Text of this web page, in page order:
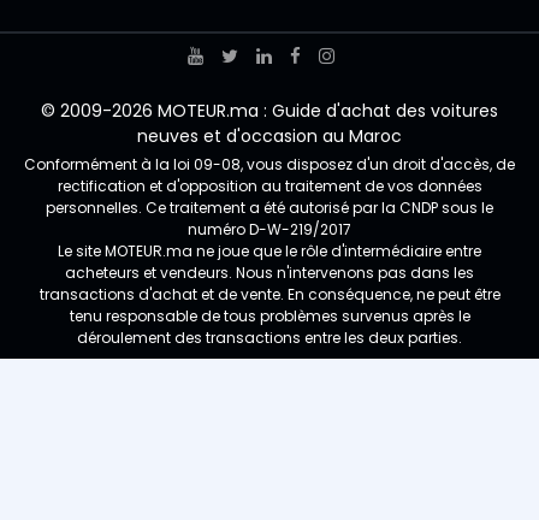
© 2009-2026 MOTEUR.ma : Guide d'achat des voitures
neuves et d'occasion au Maroc
Conformément à la loi 09-08, vous disposez d'un droit d'accès, de
rectification et d'opposition au traitement de vos données
personnelles. Ce traitement a été autorisé par la CNDP sous le
numéro D-W-219/2017
Le site MOTEUR.ma ne joue que le rôle d'intermédiaire entre
acheteurs et vendeurs. Nous n'intervenons pas dans les
transactions d'achat et de vente. En conséquence, ne peut être
tenu responsable de tous problèmes survenus après le
déroulement des transactions entre les deux parties.